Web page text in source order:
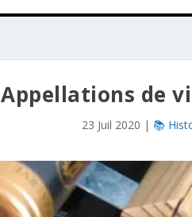
Appellations de
23 Juil 2020 | 📚